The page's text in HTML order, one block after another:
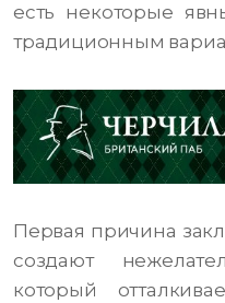
есть некоторые
традиционным
Первая причина
создают
который